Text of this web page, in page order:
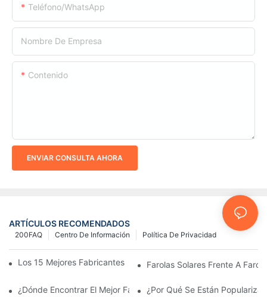
Teléfono/WhatsApp
Nombre De Empresa
Contenido
ENVIAR CONSULTA AHORA
ARTÍCULOS RECOMENDADOS
Política De Privacidad
Centro De Información
200FAQ
Los 15 Mejores Fabricantes De Farolas Solares Del Mundo
Farolas Solares Frente A
¿Dónde Encontrar El Mejor Fabricante De Farolas Solares?
¿Por Qué Se Están